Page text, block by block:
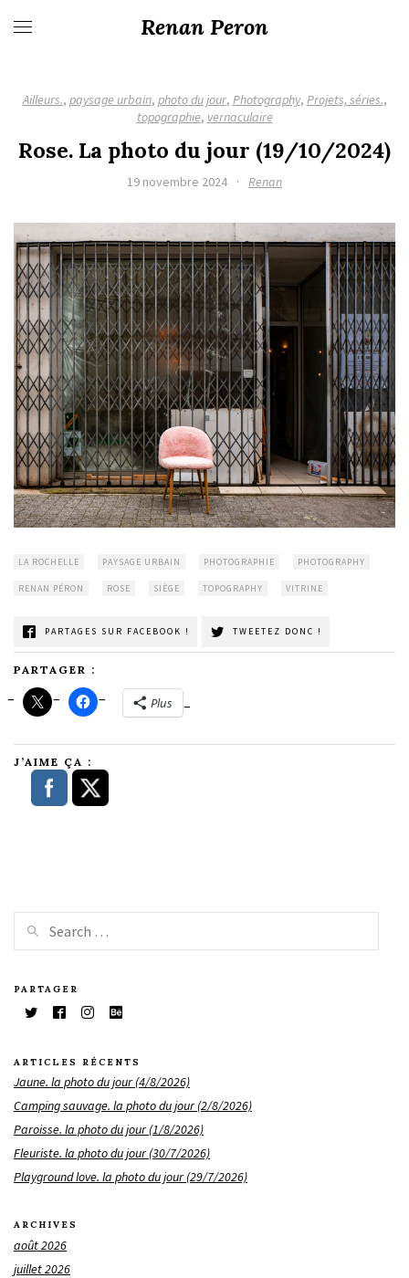
Renan Peron
Ailleurs., paysage urbain, photo du jour, Photography, Projets, séries.,
topographie, vernaculaire
Rose. La photo du jour (19/10/2024)
19 novembre 2024 · Renan
LA ROCHELLE PAYSAGE URBAIN PHOTOGRAPHIE PHOTOGRAPHY
RENAN PÉRON ROSE SIÈGE TOPOGRAPHY VITRINE
PARTAGES SUR FACEBOOK ! TWEETEZ DONC !
PARTAGER :
Plus
J’AIME ÇA :
PARTAGER
ARTICLES RÉCENTS
Jaune. la photo du jour (4/8/2026)
Camping sauvage. la photo du jour (2/8/2026)
Paroisse. la photo du jour (1/8/2026)
Fleuriste. la photo du jour (30/7/2026)
Playground love. la photo du jour (29/7/2026)
ARCHIVES
août 2026
juillet 2026